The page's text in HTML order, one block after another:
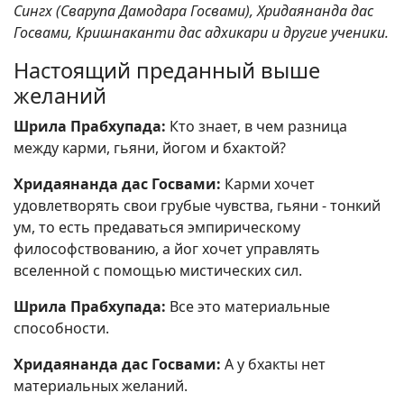
Сингх (Сварупа Дамодара Госвами), Хридаянанда дас
Госвами, Кришнаканти дас адхикари и другие ученики.
Настоящий преданный выше
желаний
Шрила Прабхупада: Кто знает, в чем разница
между карми, гьяни, йогом и бхактой?
Хридаянанда дас Госвами: Карми хочет
удовлетворять свои грубые чувства, гьяни - тонкий
ум, то есть предаваться эмпирическому
философствованию, а йог хочет управлять
вселенной с помощью мистических сил.
Шрила Прабхупада: Все это материальные
способности.
Хридаянанда дас Госвами: А у бхакты нет
материальных желаний.